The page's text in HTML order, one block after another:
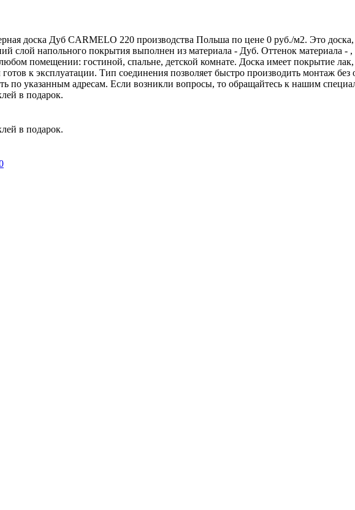
доска Дуб CARMELO 220 производства Польша по цене 0 руб./м2. Это доска,
слой напольного покрытия выполнен из материала - Дуб. Оттенок материала -
любом помещении: гостиной, спальне, детской комнате. Доска имеет покрытие
к эксплуатации. Тип соединения позволяет быстро производить монтаж
по указанным адресам. Если возникли вопросы, то обращайтесь к нашим
в подарок.
в подарок.